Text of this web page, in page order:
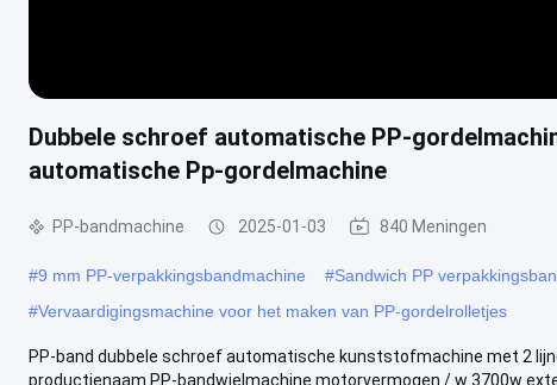
Dubbele schroef automatische PP-
automatische Pp-gordelmachine
PP-bandmachine 2025-01-03 840 Meningen
#9 mm PP-verpakkingsbandmachine #Sandwich PP
#Vervaardigingsmachine voor het maken van PP-gordelrolletjes
PP-band dubbele schroef automatische kunststofmachine met 2
productienaam PP-bandwielmachine motorvermogen / w 3700w